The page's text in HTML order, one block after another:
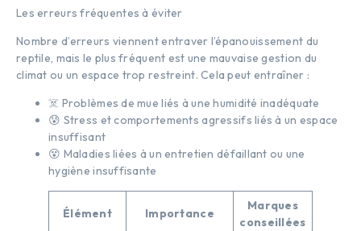
Les erreurs fréquentes à éviter
Nombre d’erreurs viennent entraver l’épanouissement du
reptile, mais le plus fréquent est une mauvaise gestion du
climat ou un espace trop restreint. Cela peut entraîner :
☠️ Problèmes de mue liés à une humidité inadéquate
😰 Stress et comportements agressifs liés à un espace
insuffisant
😵 Maladies liées à un entretien défaillant ou une
hygiène insuffisante
Élément Importance
Marques
conseillées